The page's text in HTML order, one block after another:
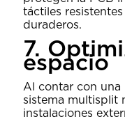
táctiles
duraderos.
7.
espacio
Al contar con una
sistema multisplit
instalaciones